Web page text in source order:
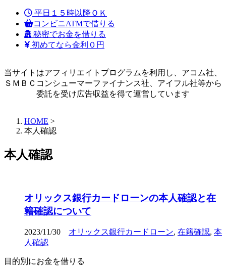
平日１５時以降ＯＫ
コンビニATMで借りる
秘密でお金を借りる
初めてなら金利０円
当サイトはアフィリエイトプログラムを利用し、アコム社、
ＳＭＢＣコンシューマーファイナンス社、アイフル社等から
委託を受け広告収益を得て運営しています
HOME >
本人確認
本人確認
オリックス銀行カードローンの本人確認と在
籍確認について
2023/11/30 オリックス銀行カードローン, 在籍確認, 本
人確認
目的別にお金を借りる